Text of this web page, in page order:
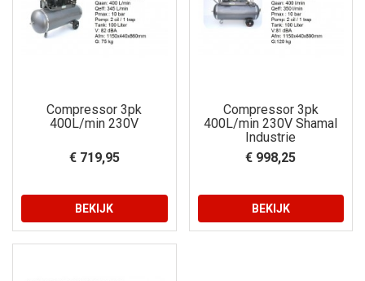
Compressor 3pk
400L/min 230V
€ 719,95
BEKIJK
Compressor 3pk
400L/min 230V Shamal
Industrie
€ 998,25
BEKIJK